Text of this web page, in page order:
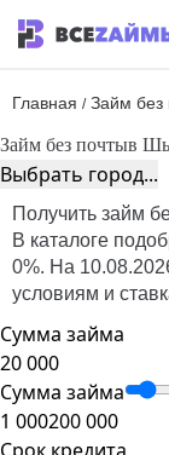
Главная / Займ без
Займ без почтыв
Выбрать город...
Получить займ
В каталоге
0%. На
условиям и
Сумма займа
Сумма займа
1 000200 000